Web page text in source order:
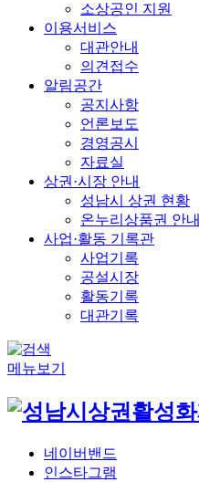
소상공인 지원
이용서비스
대관안내
의견접수
알림공간
공지사항
언론보도
경영공시
자료실
상권·시장 안내
성남시 상권 현황
온누리상품권 안내
사업·활동 기록관
사업기록
공설시장
활동기록
대관기록
메뉴보기
네이버밴드
인스타그램